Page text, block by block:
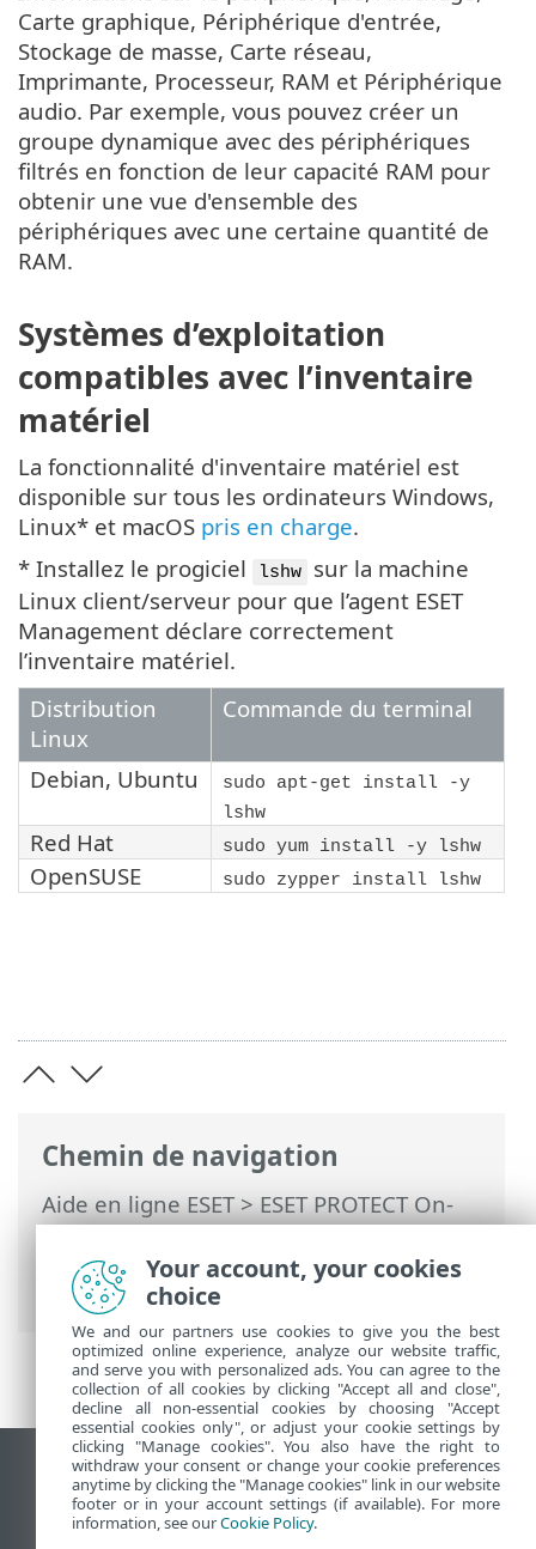
Chemin de navigation
Aide en ligne ESET>ESET PROTECT On-
Prem>Utilisation d'ESET PROTECT On-
Prem>ESET PROTECT On-Prem Menu
principal
>Rapports > Inventaire matériel
Carte graphique, Périphérique d'entrée,
Stockage de masse, Carte réseau,
Imprimante, Processeur, RAM et Périphérique
audio. Par exemple, vous pouvez créer un
groupe dynamique avec des périphériques
filtrés en fonction de leur capacité RAM pour
obtenir une vue d'ensemble des
périphériques avec une certaine quantité de
RAM.
Systèmes d’exploitation
compatibles avec l’inventaire
matériel
La fonctionnalité d'inventaire matériel est
disponible sur tous les ordinateurs Windows,
Linux* et macOS pris en charge.
* Installez le progiciel
lshw
sur la machine
Linux client/serveur pour que l’agent ESET
Management déclare correctement
l’inventaire matériel.
Distribution
Linux
Commande du terminal
Debian, Ubuntu
sudo apt-get install -y
lshw
Red Hat sudo yum install -y lshw
OpenSUSE sudo zypper install lshw
Afficher le site des postes de travail
End of Life
Base de connaissances ESET
Your account, your cookies
choice
We and our partners use cookies to give you the best
optimized online experience, analyze our website traffic,
and serve you with personalized ads. You can agree to the
collection of all cookies by clicking "Accept all and close",
decline all non-essential cookies by choosing "Accept
essential cookies only", or adjust your cookie settings by
clicking "Manage cookies". You also have the right to
withdraw your consent or change your cookie preferences
anytime by clicking the "Manage cookies" link in our website
footer or in your account settings (if available). For more
information, see ourCookie Policy.